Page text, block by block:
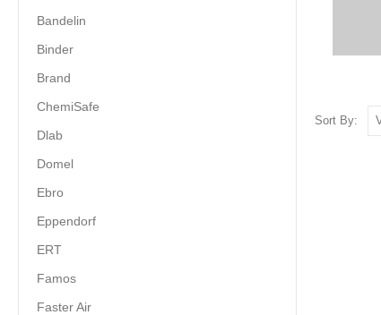
Sort By:
Bandelin
Binder
Brand
ChemiSafe
Dlab
Domel
Ebro
Eppendorf
ERT
Famos
Faster Air